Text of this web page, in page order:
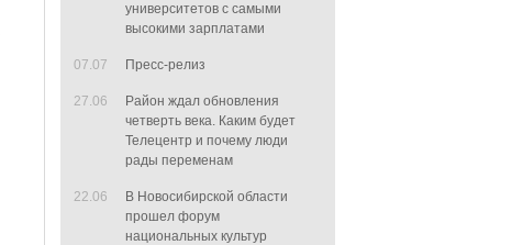
университетов с самыми
высокими зарплатами
07.07 Пресс-релиз
27.06
Район ждал обновления
четверть века. Каким будет
Телецентр и почему люди
рады переменам
22.06
В Новосибирской области
прошел форум
национальных культур